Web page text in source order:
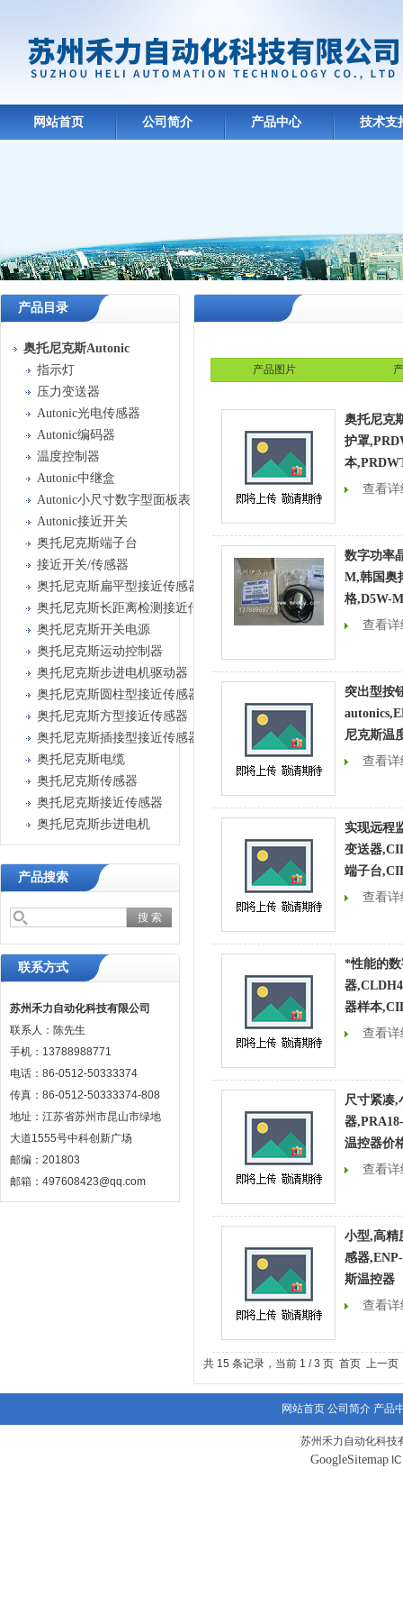
网站首页 公司简介 产品中心 技术支
产品目录
奥托尼克斯Autonic
指示灯
压力变送器
Autonic光电传感器
Autonic编码器
温度控制器
Autonic中继盒
Autonic小尺寸数字型面板表
Autonic接近开关
奥托尼克斯端子台
接近开关/传感器
奥托尼克斯扁平型接近传感器
奥托尼克斯长距离检测接近传感器
奥托尼克斯开关电源
奥托尼克斯运动控制器
奥托尼克斯步进电机驱动器
奥托尼克斯圆柱型接近传感器
奥托尼克斯方型接近传感器
奥托尼克斯插接型接近传感器
奥托尼克斯电缆
奥托尼克斯传感器
奥托尼克斯接近传感器
奥托尼克斯步进电机
产品搜索
联系方式
苏州禾力自动化科技有限公司
联系人：陈先生
手机：13788988771
电话：86-0512-50333374
传真：86-0512-50333374-808
地址：江苏省苏州市昆山市绿地
大道1555号中科创新广场
邮编：201803
邮箱：497608423@qq.com
产品图片
奥托尼克
护罩
本
查看
数字功率
M,韩国奥
格,D5W-
查看
突出型按
尼克斯温
查看
实现远程
变送器
端子台
查看
*性能的
器
器样本
查看
尺寸紧凑,
器
温控器价
查看
小型,高精
感器
斯温控器
查看
共 15 条记录，当前 1 / 3 页 首页 上一页
网站首页 公司简介 产品
苏州禾力自动化科技
GoogleSitemap